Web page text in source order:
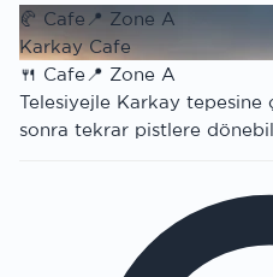
🥐 Cafe 📍 Zone A
Karkay Cafe
🍴 Cafe📍 Zone A
Telesiyejle Karkay tepesine
sonra tekrar pistlere